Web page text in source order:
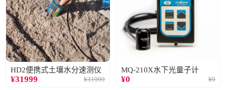
HD2便携式土壤水分速测仪
¥31999 ¥31999
MQ-210X水下光量子计
¥0 ¥0